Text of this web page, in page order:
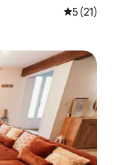
5 (21)